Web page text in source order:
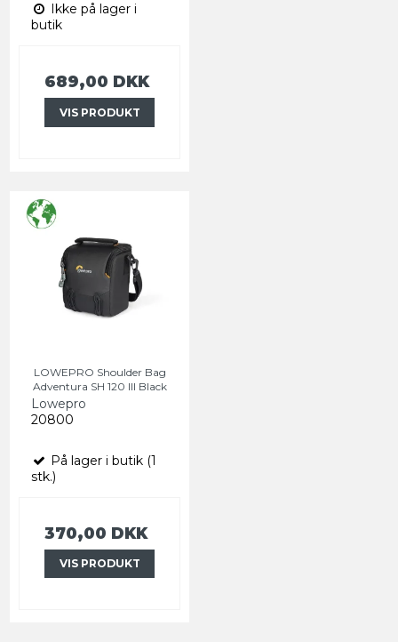
Ikke på lager i
butik
689,00 DKK
VIS PRODUKT
LOWEPRO Shoulder Bag
Adventura SH 120 III Black
Lowepro
20800
På lager i butik (1
stk.)
370,00 DKK
VIS PRODUKT